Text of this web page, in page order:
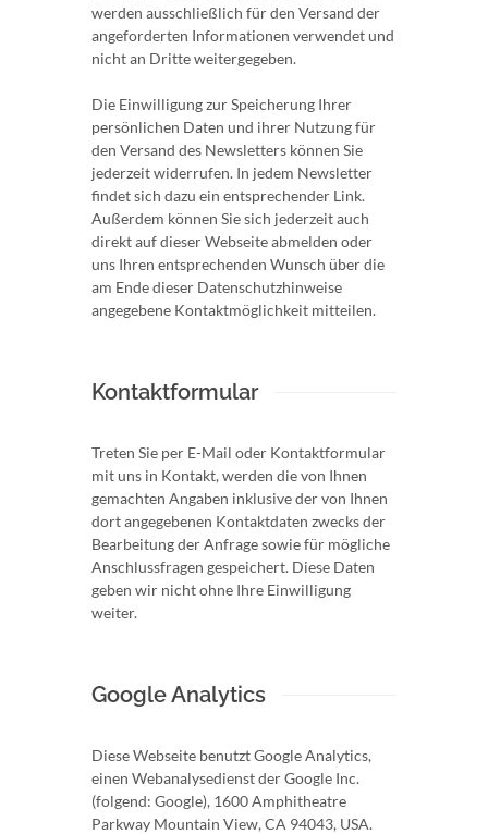
werden ausschließlich für den Versand der
angeforderten Informationen verwendet und
nicht an Dritte weitergegeben.
Die Einwilligung zur Speicherung Ihrer
persönlichen Daten und ihrer Nutzung für
den Versand des Newsletters können Sie
jederzeit widerrufen. In jedem Newsletter
findet sich dazu ein entsprechender Link.
Außerdem können Sie sich jederzeit auch
direkt auf dieser Webseite abmelden oder
uns Ihren entsprechenden Wunsch über die
am Ende dieser Datenschutzhinweise
angegebene Kontaktmöglichkeit mitteilen.
Kontaktformular
Treten Sie per E-Mail oder Kontaktformular
mit uns in Kontakt, werden die von Ihnen
gemachten Angaben inklusive der von Ihnen
dort angegebenen Kontaktdaten zwecks der
Bearbeitung der Anfrage sowie für mögliche
Anschlussfragen gespeichert. Diese Daten
geben wir nicht ohne Ihre Einwilligung
weiter.
Google Analytics
Diese Webseite benutzt Google Analytics,
einen Webanalysedienst der Google Inc.
(folgend: Google), 1600 Amphitheatre
Parkway Mountain View, CA 94043, USA.